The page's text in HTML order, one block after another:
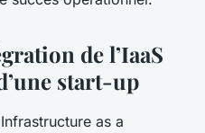
de l’IaaS
start-up
as a